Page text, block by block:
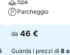
Spa
Parcheggio
Scopri i prezzi
da 46 €
Guarda i prezzi di 8